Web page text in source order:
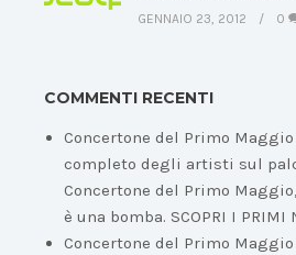
GENNAIO 23, 2012 0
COMMENTI RECENTI
Concertone del Primo Maggio
completo degli artisti sul
Concertone del Primo
è una bomba. SCOPRI I PRIMI
Concertone del Primo Maggio